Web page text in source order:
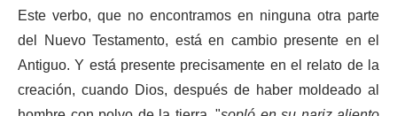
Este verbo, que no encontramos en ninguna otra parte
del Nuevo Testamento, está en cambio presente en el
Antiguo. Y está presente precisamente en el relato de la
creación, cuando Dios, después de haber moldeado al